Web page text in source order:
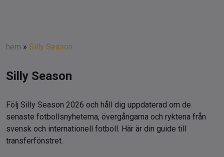
hem » Silly Season
Silly Season
Följ Silly Season 2026 och håll dig uppdaterad om de
senaste fotbollsnyheterna, övergångarna och ryktena från
svensk och internationell fotboll. Här är din guide till
transferfönstret.